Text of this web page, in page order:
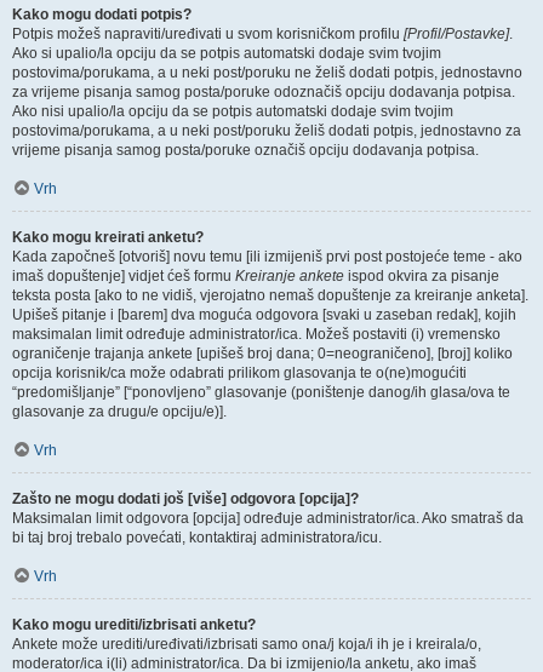
Kako mogu dodati potpis?
Potpis možeš napraviti/uređivati u svom korisničkom profilu [Profil/Postavke].
Ako si upalio/la opciju da se potpis automatski dodaje svim tvojim
postovima/porukama, a u neki post/poruku ne želiš dodati potpis, jednostavno
za vrijeme pisanja samog posta/poruke odoznačiš opciju dodavanja potpisa.
Ako nisi upalio/la opciju da se potpis automatski dodaje svim tvojim
postovima/porukama, a u neki post/poruku želiš dodati potpis, jednostavno za
vrijeme pisanja samog posta/poruke označiš opciju dodavanja potpisa.
Vrh
Kako mogu kreirati anketu?
Kada započneš [otvoriš] novu temu [ili izmijeniš prvi post postojeće teme - ako
imaš dopuštenje] vidjet ćeš formu Kreiranje ankete ispod okvira za pisanje
teksta posta [ako to ne vidiš, vjerojatno nemaš dopuštenje za kreiranje anketa].
Upišeš pitanje i [barem] dva moguća odgovora [svaki u zaseban redak], kojih
maksimalan limit određuje administrator/ica. Možeš postaviti (i) vremensko
ograničenje trajanja ankete [upišeš broj dana; 0=neograničeno], [broj] koliko
opcija korisnik/ca može odabrati prilikom glasovanja te o(ne)mogućiti
“predomišljanje” [“ponovljeno” glasovanje (poništenje danog/ih glasa/ova te
glasovanje za drugu/e opciju/e)].
Vrh
Zašto ne mogu dodati još [više] odgovora [opcija]?
Maksimalan limit odgovora [opcija] određuje administrator/ica. Ako smatraš da
bi taj broj trebalo povećati, kontaktiraj administratora/icu.
Vrh
Kako mogu urediti/izbrisati anketu?
Ankete može urediti/uređivati/izbrisati samo ona/j koja/i ih je i kreirala/o,
moderator/ica i(li) administrator/ica. Da bi izmijenio/la anketu, ako imaš